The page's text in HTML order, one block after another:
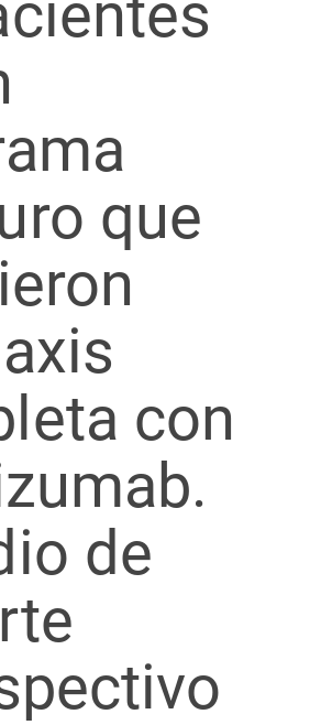
que
con
de